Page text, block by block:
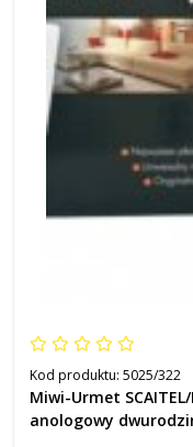
Kod produktu: 5025/322
Miwi-Urmet
anologowy